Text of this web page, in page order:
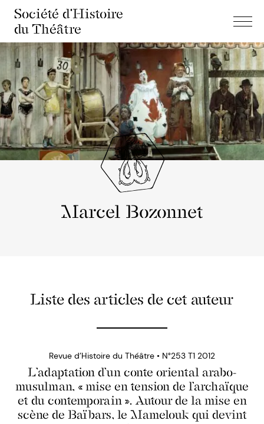
Société d'Histoire
du Théâtre
Marcel Bozonnet
Liste des articles de cet auteur
Revue d’Histoire du Théâtre • N°253 T1 2012
L’adaptation d’un conte oriental arabo-
musulman, « mise en tension de l’archaïque
et du contemporain ». Autour de la mise en
scène de Baïbars, le Mamelouk qui devint